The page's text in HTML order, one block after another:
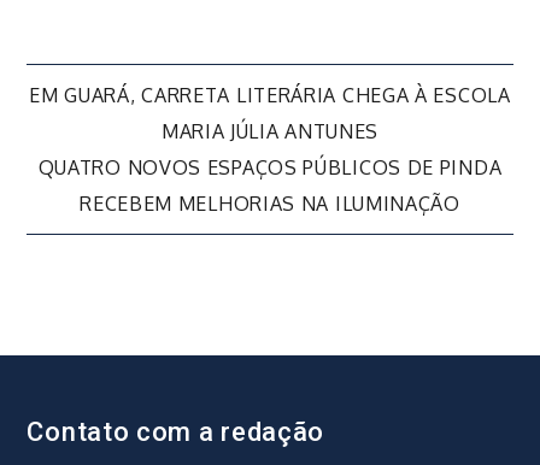
Navegação
de
Post
EM GUARÁ, CARRETA LITERÁRIA CHEGA À ESCOLA
MARIA JÚLIA ANTUNES
QUATRO NOVOS ESPAÇOS PÚBLICOS DE PINDA
RECEBEM MELHORIAS NA ILUMINAÇÃO
Contato com a redação